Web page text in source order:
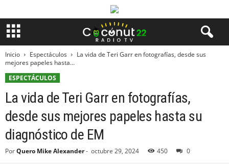
Inicio Espectáculos
La vida de Teri Garr en fotografías, desde sus
mejores papeles hasta...
ESPECTÁCULOS
La vida de Teri Garr en fotografías,
desde sus mejores papeles hasta su
diagnóstico de EM
PorQuero Mike Alexander- octubre 29, 2024 450 0